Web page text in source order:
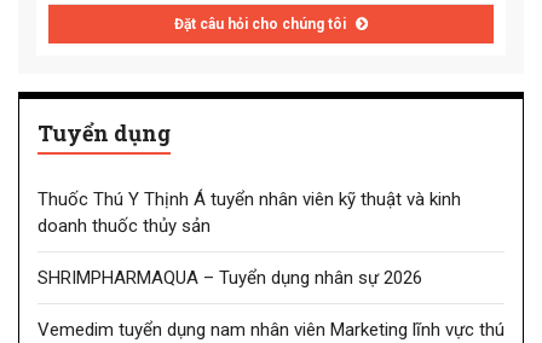
Đặt câu hỏi cho chúng tôi
Tuyển dụng
Thuốc Thú Y Thịnh Á tuyển nhân viên kỹ thuật và kinh
doanh thuốc thủy sản
SHRIMPHARMAQUA – Tuyển dụng nhân sự 2026
Vemedim tuyển dụng nam nhân viên Marketing lĩnh vực thú